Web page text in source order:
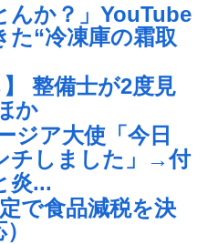
んか？」YouTube
た“冷凍庫の霜取
】 整備士が2度見
か
ジア大使「今日
チしました」→付
炎...
で食品減税を決